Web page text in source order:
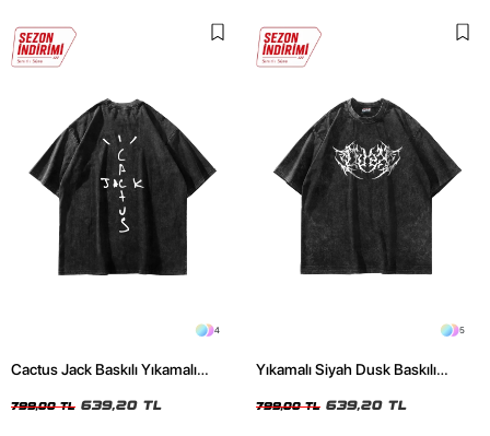
4
Cactus Jack Baskılı Yıkamalı
799,00 TL 639,20 TL
5
Yıkamalı Siyah Dusk Baskılı
799,00 TL 639,20 TL